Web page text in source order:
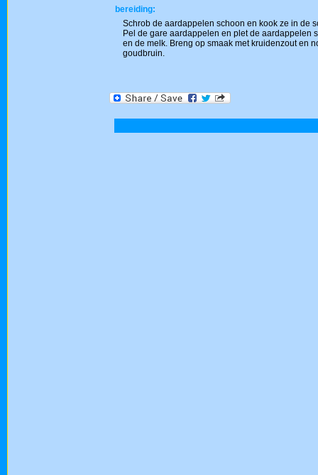
bereiding:
Schrob de aardappelen schoon en kook ze in de
Pel de gare aardappelen en plet de aardappelen
en de melk. Breng op smaak met kruidenzout en
goudbruin.